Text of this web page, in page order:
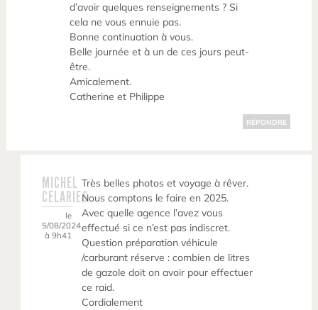
d’avoir quelques renseignements ? Si
cela ne vous ennuie pas.
Bonne continuation à vous.
Belle journée et à un de ces jours peut-
être.
Amicalement.
Catherine et Philippe
RÉPONDRE
MICHEL
CELARIES
le
5/08/2024
à 9h41
Très belles photos et voyage à rêver.
Nous comptons le faire en 2025.
Avec quelle agence l’avez vous
effectué si ce n’est pas indiscret.
Question préparation véhicule
/carburant réserve : combien de litres
de gazole doit on avoir pour effectuer
ce raid.
Cordialement